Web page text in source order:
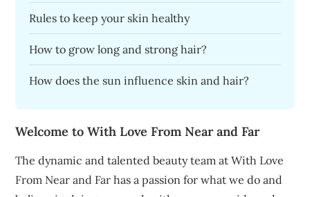
Rules to keep your skin healthy
How to grow long and strong hair?
How does the sun influence skin and hair?
Welcome to With Love From Near and Far
The dynamic and talented beauty team at With Love
From Near and Far has a passion for what we do and